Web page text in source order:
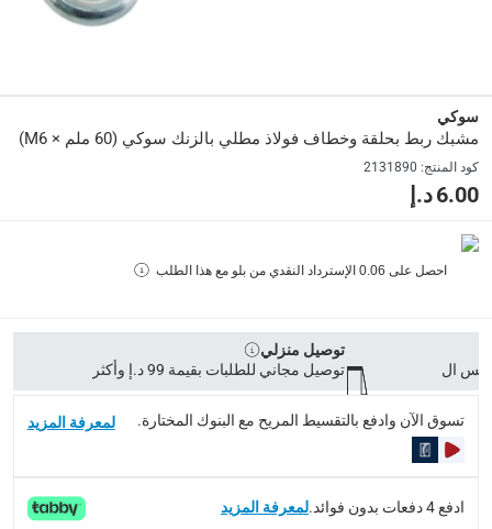
Delivery & Returns
الاستلام من المتجر عبر خدمة “انقر واستلم” لمنتجات
returns
What's in the Box
سوكي
مشبك ربط بحلقة وخطاف فولاذ مطلي بالزنك سوكي (60 ملم × M6)
كود المنتج:
2131890
6.00 د.إ
احصل على 0.06 الإسترداد النقدي من بلو مع هذا الطلب
توصيل منزلي
توصيل مجاني للطلبات بقيمة 99 د.إ وأكثر
تسوق الآن وادفع بالتقسيط المريح مع البنوك المختارة. لمعرفة المزيد
ادفع 4 دفعات بدون فوائد. لمعرفة المزيد